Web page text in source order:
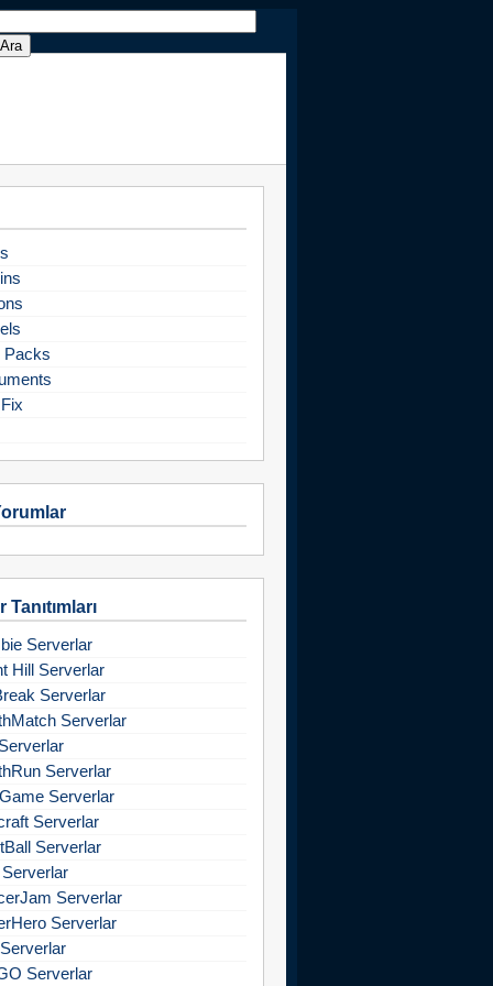
Packs
Tanıtımları
Serverlar
Hill Serverlar
Serverlar
Serverlar
Serverlar
Serverlar
Serverlar
Serverlar
Serverlar
Serverlar
Serverlar